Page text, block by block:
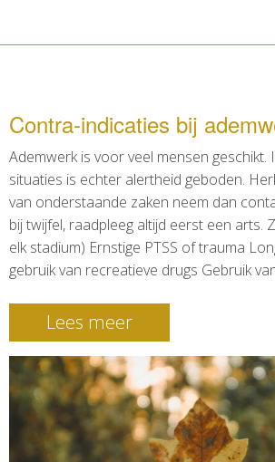
Contra-indicaties bij
Ademwerk is voor veel mensen geschikt.
situaties is echter alertheid geboden.
van onderstaande zaken neem dan
bij twijfel, raadpleeg altijd eerst een arts.
elk stadium) Ernstige PTSS of trauma
gebruik van recreatieve drugs Gebruik
Lees meer